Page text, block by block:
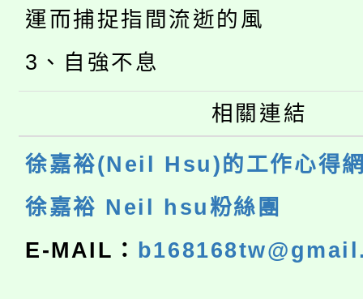
運而捕捉指間流逝的風
3、自強不息
相關連結
徐嘉裕(Neil Hsu)的工作心得
徐嘉裕 Neil hsu粉絲團
E-MAIL：